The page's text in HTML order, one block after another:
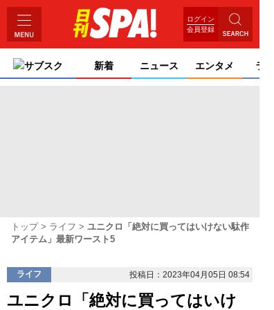
ログイン
会員登録
サブスク 新着 ニュース エンタメ ライ
トップ ライフ
ユニクロ「絶対に買ってはいけない駄作
アイテム」最新ワースト5
ライフ 投稿日：2023年04月05日 08:54
ユニクロ「絶対に買ってはいけ